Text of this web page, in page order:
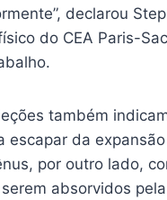
declarou
do CEA Paris-
também
escapar da
por outro lado,
absorvidos